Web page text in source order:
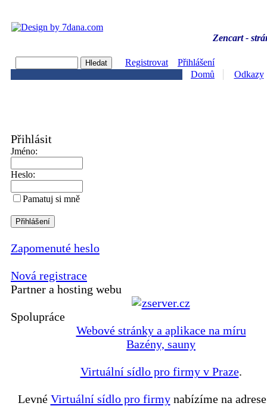
Zencart -
Registrovat
Přihlášení
Domů
Odkazy
Přihlásit
Jméno:
Heslo:
Pamatuj si mně
Zapomenuté heslo
Nová registrace
Partner a hosting webu
Spolupráce
Webové stránky a aplikace na míru
Bazény, sauny
Virtuální sídlo pro firmy v Praze.
Levné Virtuální sídlo pro firmynabízíme na